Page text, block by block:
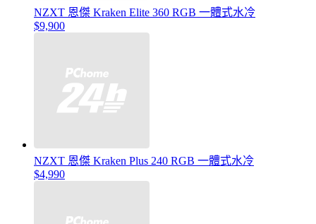
NZXT 恩傑 Kraken Elite 360 RGB 一體式水冷
$9,900
NZXT 恩傑 Kraken Plus 240 RGB 一體式水冷
$4,990